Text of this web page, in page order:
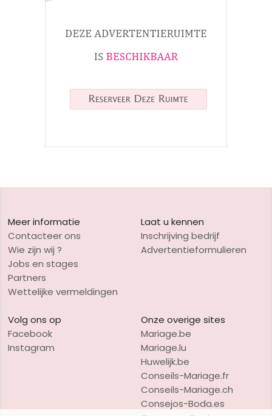
Meer informatie
Contacteer ons
Wie zijn wij ?
Jobs en stages
Partners
Wettelijke vermeldingen
Laat u kennen
Inschrijving bedrijf
Advertentieformulieren
Volg ons op
Facebook
Instagram
Onze overige sites
Mariage.be
Mariage.lu
Huwelijk.be
Conseils-Mariage.fr
Conseils-Mariage.ch
Consejos-Boda.es